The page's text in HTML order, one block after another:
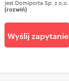
jest Domiporta Sp. z o.o.
(rozwiń)
Wyślij zapytanie